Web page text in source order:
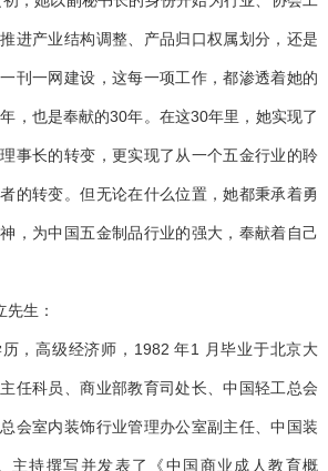
进产业结构调整、产品归口权属划分，还是
刊一网建设，这每一项工作，都渗透着她的
年，也是奉献的30年。在这30年里，她实现了
事长的转变，更实现了从一个五金行业的聆
的转变。但无论在什么位置，她都秉承着勇
，为中国五金制品行业的强大，奉献着自己
先生：
，高级经济师， 1982年1 月毕业于北京大
任科员、商业部教育司处长、中国轻工总会
会室内装饰行业管理办公室副主任、中国装
主持撰写并发表了《中国商业成人教育概